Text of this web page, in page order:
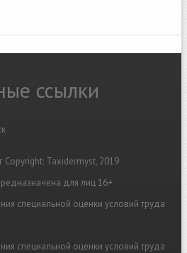
ссылки
Taxidermyst, 2019
для лиц 16+
специальной оценки условий труда
специальной оценки условий труда